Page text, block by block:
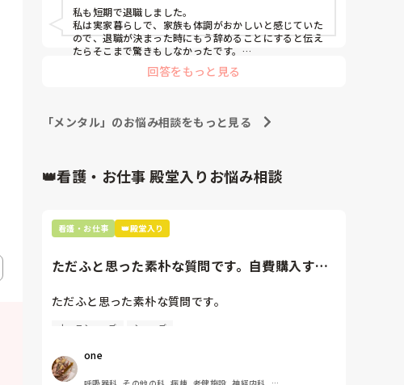
プリセプターの先輩や師長と性格的にも合わず、相談
できなかったですが、自分の人生だし、楽しく仕事が
できる環境を探したいと思って退職しようと思いまし
た。ただ、家族にも相談せずに思い切って退職代行に
依頼したのでどうなるか不安です。
や家族への報告など教えてください。
私も短期で退職しました。
私は実家暮らしで、家族も体調がおかしいと感じていた
ので、退職が決まった時にもう辞めることにすると伝え
たらそこまで驚きもしなかったです。
初めて短期離職すると、自分が耐えられなかったからと
か自分を責めてしまうこともありましたが、今は無理を
自分の体調が一番だし、無理せずに働ける自分に合った
職場に出会えるように願っています。
回答をもっと見る
「メンタル」のお悩み相談をもっと見る
👑看護・お仕事 殿堂入りお悩み相談
看護・お仕事 👑殿堂入り
ただふと思った素朴な質問です。自費購入する
ただふと思った素朴な質問です。
自費購入するナースシューズ(職場で使用してる靴)っ
ますか？
ナースシューズ シューズ
one